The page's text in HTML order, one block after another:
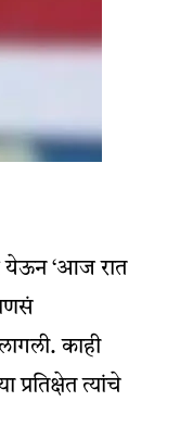
येऊन ‘आज रात
काही
त्यांचे